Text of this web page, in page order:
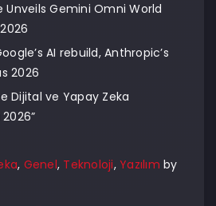
Unveils Gemini Omni World
AI rebuild, Anthropic’s
2026
Dijital ve Yapay Zeka
, Genel, Teknoloji, Yazılım by